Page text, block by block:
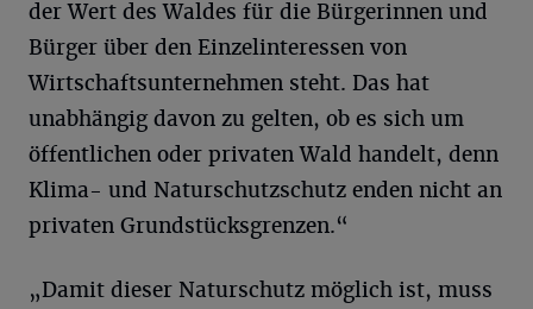
der Wert des Waldes für die Bürgerinnen und
Bürger über den Einzelinteressen von
Wirtschaftsunternehmen steht. Das hat
unabhängig davon zu gelten, ob es sich um
öffentlichen oder privaten Wald handelt, denn
Klima- und Naturschutzschutz enden nicht an
privaten Grundstücksgrenzen.“
„Damit dieser Naturschutz möglich ist, muss